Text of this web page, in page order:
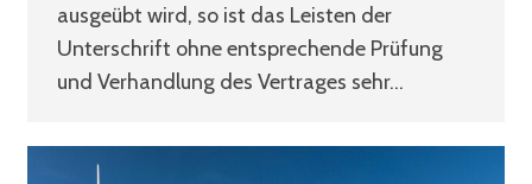
ausgeübt wird, so ist das Leisten der
Unterschrift ohne entsprechende Prüfung
und Verhandlung des Vertrages sehr…